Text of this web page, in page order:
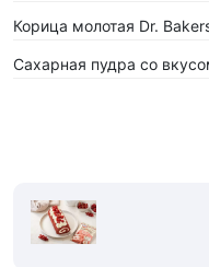
Корица молотая Dr.
Сахарная пудра со